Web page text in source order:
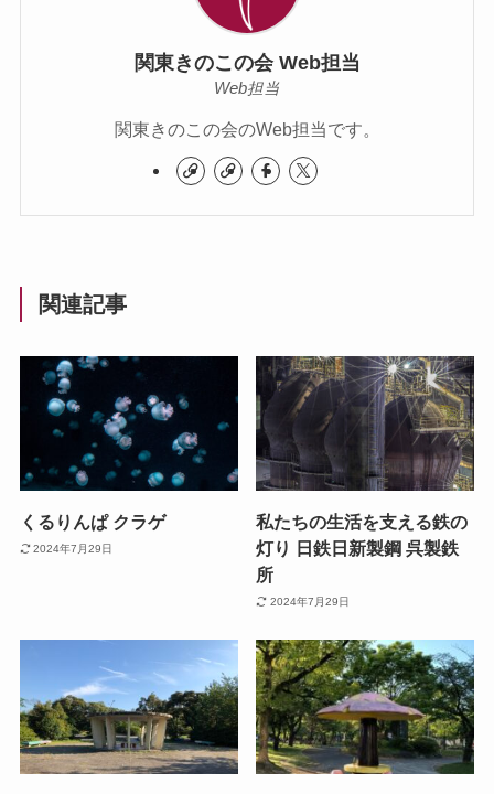
関東きのこの会 Web担当
Web担当
関東きのこの会のWeb担当です。
関連記事
くるりんぱ クラゲ
2024年7月29日
私たちの生活を支える鉄の
灯り 日鉄日新製鋼 呉製鉄
所
2024年7月29日